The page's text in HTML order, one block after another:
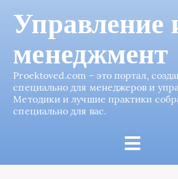
Управление
менеджмент
Proektoved.com – это портал,
специально для менеджеров и
Методики и лучшие практики
специально для вас.